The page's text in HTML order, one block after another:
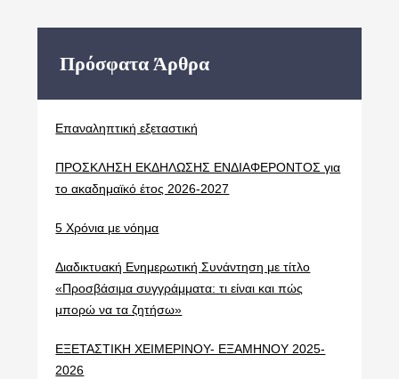
Πρόσφατα Άρθρα
Επαναληπτική εξεταστική
ΠΡΟΣΚΛΗΣΗ ΕΚΔΗΛΩΣΗΣ ΕΝΔΙΑΦΕΡΟΝΤΟΣ για
το ακαδημαϊκό έτος 2026-2027
5 Χρόνια με νόημα
Διαδικτυακή Ενημερωτική Συνάντηση με τίτλο
«Προσβάσιμα συγγράμματα: τι είναι και πώς
μπορώ να τα ζητήσω»
ΕΞΕΤΑΣΤΙΚΗ ΧΕΙΜΕΡΙΝΟΥ- ΕΞΑΜΗΝΟΥ 2025-
2026